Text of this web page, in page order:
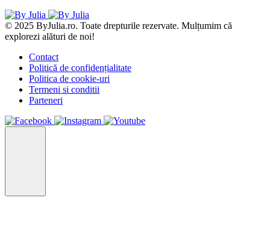
© 2025 ByJulia.ro. Toate drepturile rezervate. Mulțumim că
explorezi alături de noi!
Contact
Politică de confidențialitate
Politica de cookie-uri
Termeni si conditii
Parteneri